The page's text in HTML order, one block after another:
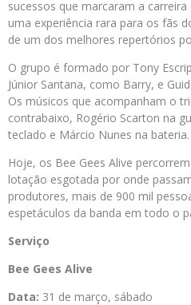
sucessos que marcaram a
uma experiência rara para os fãs
de um dos melhores repertórios
O grupo é formado por Tony
Júnior Santana, como Barry, e
Os músicos que acompanham o
contrabaixo, Rogério Scarton na
teclado e Márcio Nunes na bateria.
Hoje, os Bee Gees Alive
lotação esgotada por onde
produtores, mais de 900 mil
espetáculos da banda em todo o
Serviço
Bee Gees Alive
Data: 31 de março, sábado